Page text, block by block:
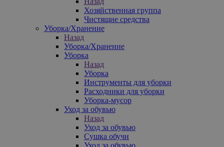
Хозяйственная группа
Чистящие средства
Уборка/Хранение
Назад
Уборка/Хранение
Уборка
Назад
Уборка
Инструменты для уборки
Расходники для уборки
Уборка-мусор
Уход за обувью
Назад
Уход за обувью
Сушка обучи
Уход за обувью